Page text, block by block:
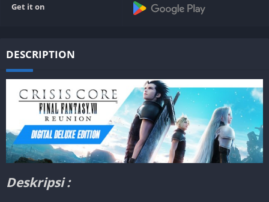
Get it on
DESCRIPTION
Deskripsi :